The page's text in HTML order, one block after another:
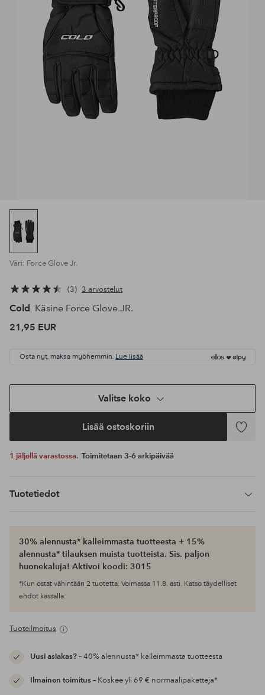
Väri: Force Glove Jr.
3 3 arvostelut
Cold
Käsine Force Glove JR.
21,95 EUR
Osta nyt, maksa myöhemmin. Lue lisää
Valitse koko
Lisää ostoskoriin
Lisää
1 jäljellä varastossa. Toimitetaan 3-6 arkipäivää
Tuotetiedot
30% alennusta* kalleimmasta tuotteesta + 15%
alennusta* tilauksen muista tuotteista. Sis. paljon
huonekaluja! Aktivoi koodi: 3015
*Kun ostat vähintään 2 tuotetta. Voimassa 11.8. asti. Katso täydelliset
ehdot kassalla.
Tuoteilmoitus
Uusi asiakas?– 40% alennusta* kalleimmasta tuotteesta
Ilmainen toimitus– Koskee yli 69 € normaalipaketteja*